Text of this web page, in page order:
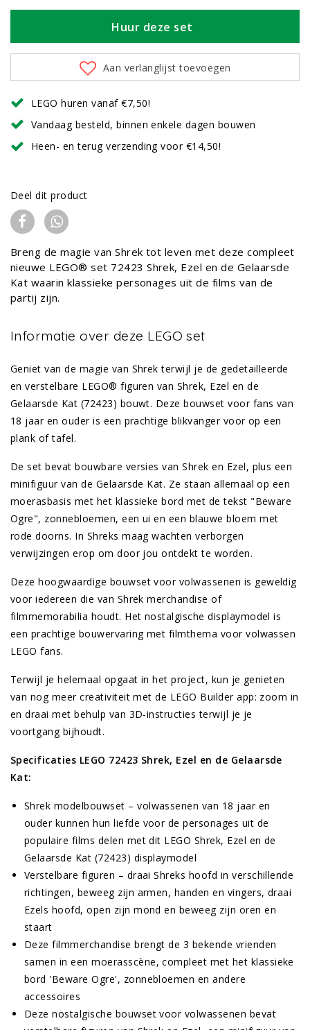
Huur deze set
Aan verlanglijst toevoegen
LEGO huren vanaf €7,50!
Vandaag besteld, binnen enkele dagen bouwen
Heen- en terug verzending voor €14,50!
Deel dit product
Breng de magie van Shrek tot leven met deze compleet
nieuwe LEGO® set 72423 Shrek, Ezel en de Gelaarsde
Kat waarin klassieke personages uit de films van de
partij zijn.
Informatie over deze LEGO set
Geniet van de magie van Shrek terwijl je de gedetailleerde
en verstelbare LEGO® figuren van Shrek, Ezel en de
Gelaarsde Kat (72423) bouwt. Deze bouwset voor fans van
18 jaar en ouder is een prachtige blikvanger voor op een
plank of tafel.
De set bevat bouwbare versies van Shrek en Ezel, plus een
minifiguur van de Gelaarsde Kat. Ze staan allemaal op een
moerasbasis met het klassieke bord met de tekst "Beware
Ogre", zonnebloemen, een ui en een blauwe bloem met
rode doorns. In Shreks maag wachten verborgen
verwijzingen erop om door jou ontdekt te worden.
Deze hoogwaardige bouwset voor volwassenen is geweldig
voor iedereen die van Shrek merchandise of
filmmemorabilia houdt. Het nostalgische displaymodel is
een prachtige bouwervaring met filmthema voor volwassen
LEGO fans.
Terwijl je helemaal opgaat in het project, kun je genieten
van nog meer creativiteit met de LEGO Builder app: zoom in
en draai met behulp van 3D-instructies terwijl je je
voortgang bijhoudt.
Specificaties LEGO 72423 Shrek, Ezel en de Gelaarsde
Kat:
Shrek modelbouwset – volwassenen van 18 jaar en
ouder kunnen hun liefde voor de personages uit de
populaire films delen met dit LEGO Shrek, Ezel en de
Gelaarsde Kat (72423) displaymodel
Verstelbare figuren – draai Shreks hoofd in verschillende
richtingen, beweeg zijn armen, handen en vingers, draai
Ezels hoofd, open zijn mond en beweeg zijn oren en
staart
Deze filmmerchandise brengt de 3 bekende vrienden
samen in een moerasscène, compleet met het klassieke
bord 'Beware Ogre', zonnebloemen en andere
accessoires
Deze nostalgische bouwset voor volwassenen bevat